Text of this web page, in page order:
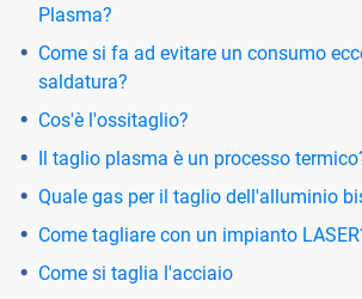
Plasma?
Come si fa ad evitare un consumo
saldatura?
Cos'è l'ossitaglio?
Il taglio plasma è un processo
Quale gas per il taglio dell'alluminio
Come tagliare con un impianto
Come si taglia l'acciaio